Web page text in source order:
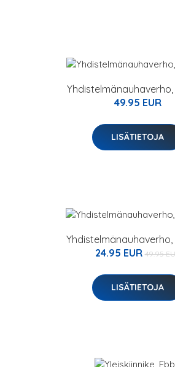
Yhdistelmänauhaverho,
49.95 EUR
LISÄTIETOJA
24.95 EUR 49.95
LISÄTIETOJA